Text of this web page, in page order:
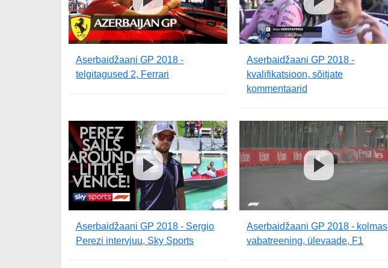
Aserbaidžaani GP 2018 -
telgitagused 2, Ferrari
Aserbaidžaani GP 2018 -
kvalifikatsioon, sõitjate
kommentaarid
Aserbaidžaani GP 2018 - Sergio
Perezi intervjuu, Sky Sports
Aserbaidžaani GP 2018 - kolmas
vabatreening, ülevaade, F1